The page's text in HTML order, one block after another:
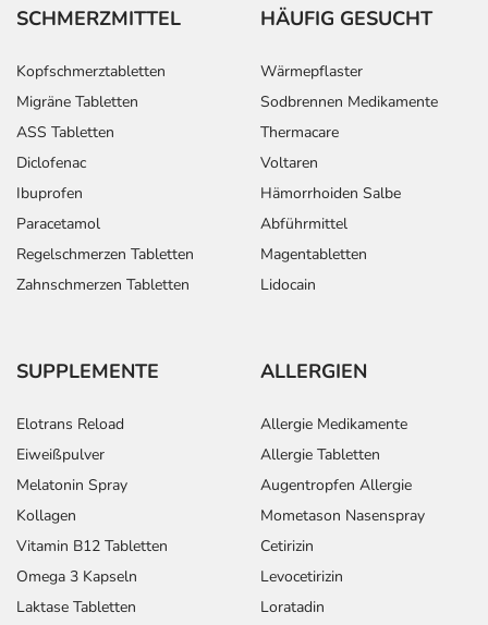
SCHMERZMITTEL
Kopfschmerztabletten
Migräne Tabletten
ASS Tabletten
Diclofenac
Ibuprofen
Paracetamol
Regelschmerzen Tabletten
Zahnschmerzen Tabletten
HÄUFIG GESUCHT
Wärmepflaster
Sodbrennen Medikamente
Thermacare
Voltaren
Hämorrhoiden Salbe
Abführmittel
Magentabletten
Lidocain
SUPPLEMENTE
Elotrans Reload
Eiweißpulver
Melatonin Spray
Kollagen
Vitamin B12 Tabletten
Omega 3 Kapseln
Laktase Tabletten
ALLERGIEN
Allergie Medikamente
Allergie Tabletten
Augentropfen Allergie
Mometason Nasenspray
Cetirizin
Levocetirizin
Loratadin